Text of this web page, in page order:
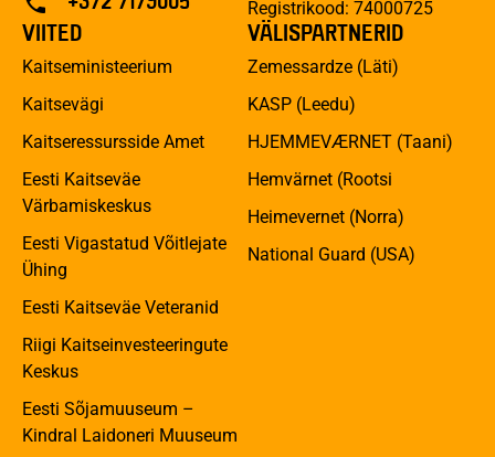
Registrikood: 74000725
VIITED
Kaitseministeerium
Kaitsevägi
Kaitseressursside Amet
Eesti Kaitseväe
Värbamiskeskus
Eesti Vigastatud Võitlejate
Ühing
Eesti Kaitseväe Veteranid
Riigi Kaitseinvesteeringute
Keskus
Eesti Sõjamuuseum –
Kindral Laidoneri Muuseum
VÄLISPARTNERID
Zemessardze (Läti)
KASP (Leedu)
HJEMMEVÆRNET (Taani)
Hemvärnet (Rootsi
Heimevernet (Norra)
National Guard (USA)